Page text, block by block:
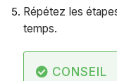
Répétez les
temps.
CONSEIL